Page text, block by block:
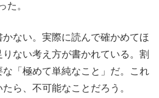
た。
ない。実際に読んで確かめてほ
ない考え方が書かれている。割
「極めて単純なこと」だ。これ
ら、不可能なことだろう。